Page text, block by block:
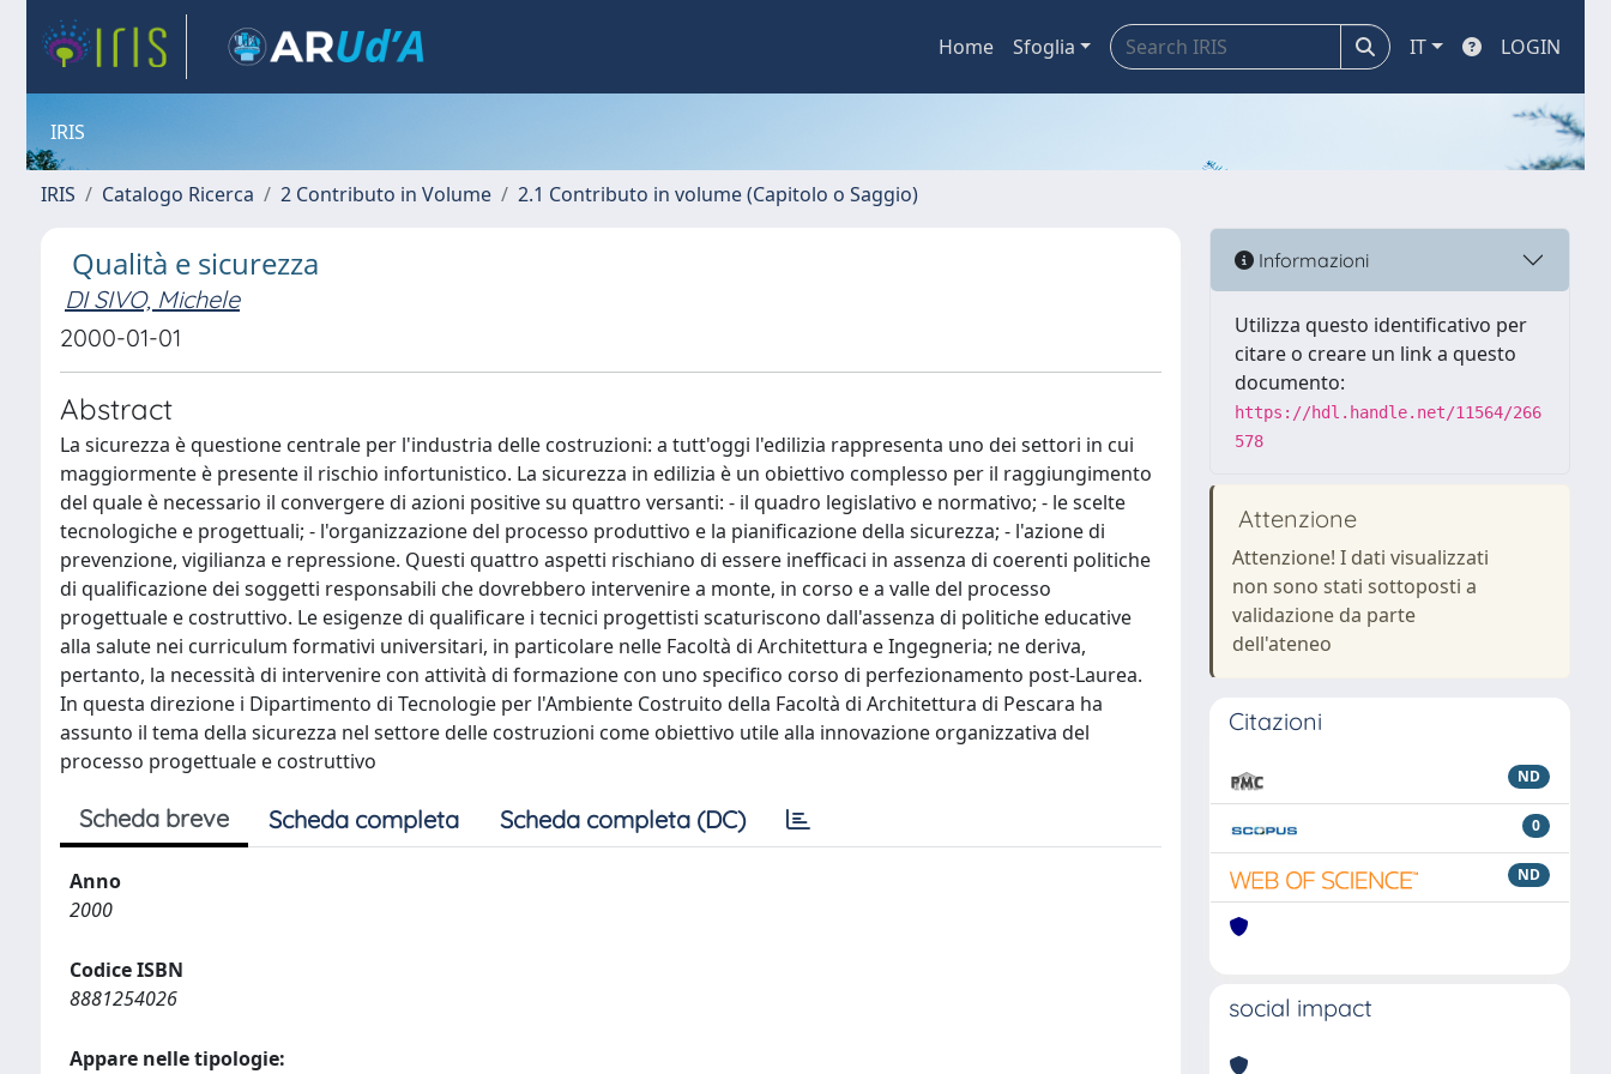
Home Sfoglia IT LOGIN
IRIS
IRIS Catalogo Ricerca 2 Contributo in Volume 2.1 Contributo in volume (Capitolo o Saggio)
Qualità e sicurezza
DI SIVO, Michele
2000-01-01
Abstract
La sicurezza è questione centrale per l'industria delle costruzioni: a tutt'oggi l'edilizia rappresenta uno dei settori in cui
maggiormente è presente il rischio infortunistico. La sicurezza in edilizia è un obiettivo complesso per il raggiungimento
del quale è necessario il convergere di azioni positive su quattro versanti: - il quadro legislativo e normativo; - le scelte
tecnologiche e progettuali; - l'organizzazione del processo produttivo e la pianificazione della sicurezza; - l'azione di
prevenzione, vigilianza e repressione. Questi quattro aspetti rischiano di essere inefficaci in assenza di coerenti politiche
di qualificazione dei soggetti responsabili che dovrebbero intervenire a monte, in corso e a valle del processo
progettuale e costruttivo. Le esigenze di qualificare i tecnici progettisti scaturiscono dall'assenza di politiche educative
alla salute nei curriculum formativi universitari, in particolare nelle Facoltà di Architettura e Ingegneria; ne deriva,
pertanto, la necessità di intervenire con attività di formazione con uno specifico corso di perfezionamento post-Laurea.
In questa direzione i Dipartimento di Tecnologie per l'Ambiente Costruito della Facoltà di Architettura di Pescara ha
assunto il tema della sicurezza nel settore delle costruzioni come obiettivo utile alla innovazione organizzativa del
processo progettuale e costruttivo
Scheda breve Scheda completa Scheda completa (DC)
Anno
2000
Codice ISBN
8881254026
Appare nelle tipologie:
Informazioni
Utilizza questo identificativo per
citare o creare un link a questo
documento:
https://hdl.handle.net/11564/266
578
Attenzione
Attenzione! I dati visualizzati
non sono stati sottoposti a
validazione da parte
dell'ateneo
Citazioni
ND
0
ND
social impact